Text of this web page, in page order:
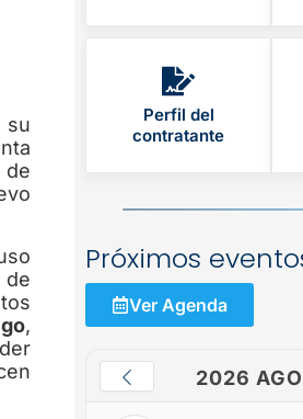
su
de
de
,
Perfil del
contratante
Próximos
Ver Agenda
2026